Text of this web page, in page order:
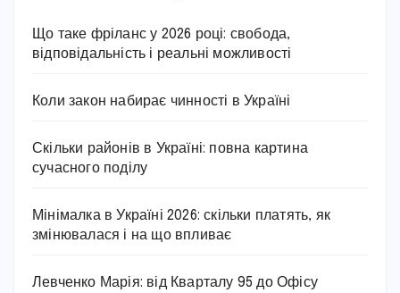
Що таке фріланс у 2026 році: свобода,
відповідальність і реальні можливості
Коли закон набирає чинності в Україні
Скільки районів в Україні: повна картина
сучасного поділу
Мінімалка в Україні 2026: скільки платять, як
змінювалася і на що впливає
Левченко Марія: від Кварталу 95 до Офісу